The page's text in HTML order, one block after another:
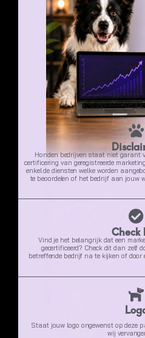
Honden bedrijven staat niet garant
certificering van geregistreerde
enkel de diensten welke worden
te beoordelen of het bedrijf aan jouw
Check
Vind je het belangrijk dat een
gecertificeerd? Check dit dan zelf
betreffende bedrijf na te kijken of
Staat jouw logo ongewenst op deze
wij